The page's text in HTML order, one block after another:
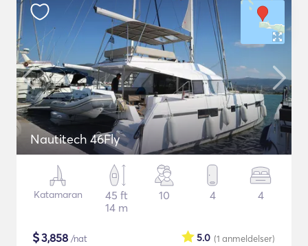
Nautitech 46Fly
Katamaran
45 ft
14 m
10 4 4
$3,858 /nat (1 anmeldelser)
5.0